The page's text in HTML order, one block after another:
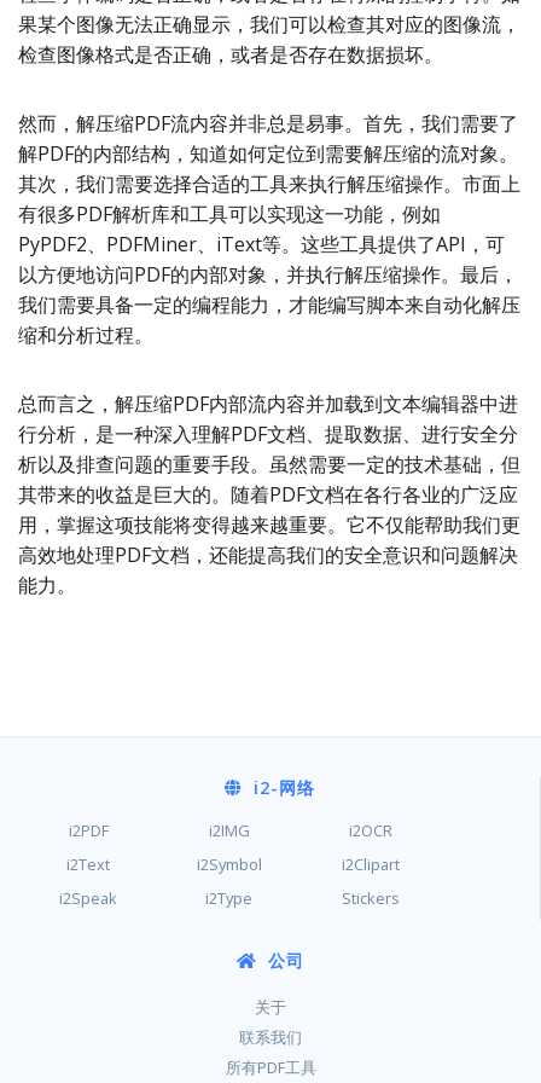
果某个图像无法正确显示，我们可以检查其对应的图像流，
检查图像格式是否正确，或者是否存在数据损坏。
然而，解压缩PDF流内容并非总是易事。首先，我们需要了
解PDF的内部结构，知道如何定位到需要解压缩的流对象。
其次，我们需要选择合适的工具来执行解压缩操作。市面上
有很多PDF解析库和工具可以实现这一功能，例如
PyPDF2、PDFMiner、iText等。这些工具提供了API，可
以方便地访问PDF的内部对象，并执行解压缩操作。最后，
我们需要具备一定的编程能力，才能编写脚本来自动化解压
缩和分析过程。
总而言之，解压缩PDF内部流内容并加载到文本编辑器中进
行分析，是一种深入理解PDF文档、提取数据、进行安全分
析以及排查问题的重要手段。虽然需要一定的技术基础，但
其带来的收益是巨大的。随着PDF文档在各行各业的广泛应
用，掌握这项技能将变得越来越重要。它不仅能帮助我们更
高效地处理PDF文档，还能提高我们的安全意识和问题解决
能力。
i2-网络
i2PDF i2IMG
i2OCR
i2Text
i2Symbol
i2Clipart
i2Speak
i2Type Stickers
公司
关于
联系我们
所有PDF工具